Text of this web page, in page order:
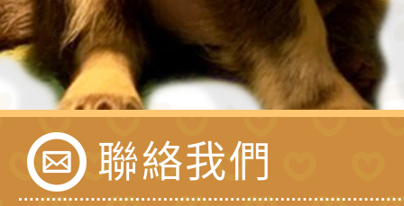
聯絡我們